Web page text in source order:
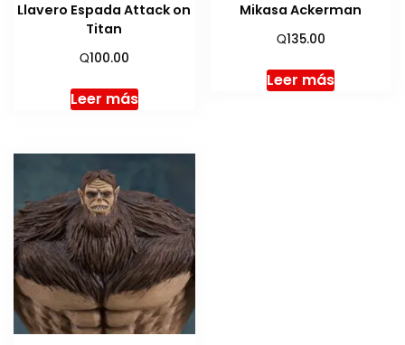
Llavero Espada Attack on
Titan
Q100.00
Leer más
Mikasa Ackerman
Q135.00
Leer más